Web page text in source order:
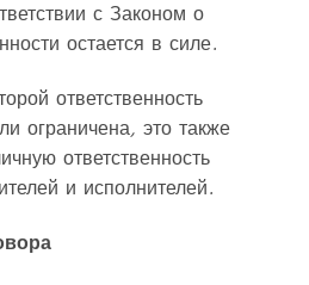
с Законом о
остается в силе.
ответственность
ограничена, это также
ответственность
и исполнителей.